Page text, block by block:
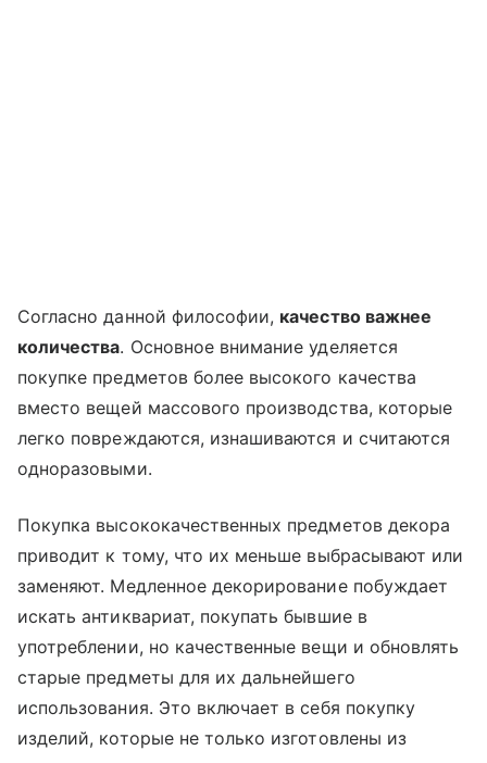
Согласно данной философии, качество важнее
количества. Основное внимание уделяется
покупке предметов более высокого качества
вместо вещей массового производства, которые
легко повреждаются, изнашиваются и считаются
одноразовыми.
Покупка высококачественных предметов декора
приводит к тому, что их меньше выбрасывают или
заменяют. Медленное декорирование побуждает
искать антиквариат, покупать бывшие в
употреблении, но качественные вещи и обновлять
старые предметы для их дальнейшего
использования. Это включает в себя покупку
изделий, которые не только изготовлены из